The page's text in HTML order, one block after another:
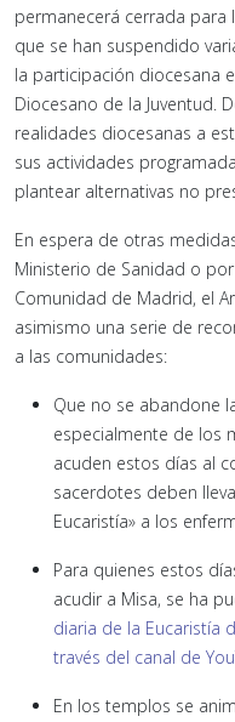
permanecerá cerrada para
que se han suspendido
la participación diocesana
Diocesano de la Juventud.
realidades diocesanas a
sus actividades
plantear alternativas no
En espera de otras
Ministerio de Sanidad o
Comunidad de Madrid, el
asimismo una serie de
a las comunidades:
Que no se abandone
especialmente de los
acuden estos días al
sacerdotes deben
Eucaristía» a los
Para quienes estos
acudir a Misa, se ha
diaria de la Eucaristía
través del canal de
En los templos se